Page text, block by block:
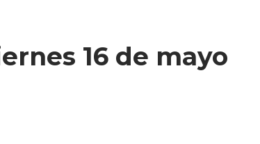
16 de mayo